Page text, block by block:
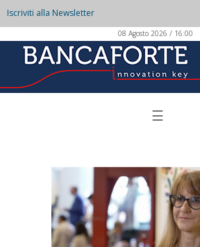
Iscriviti alla Newsletter
08 Agosto 2026 / 16:00
☰